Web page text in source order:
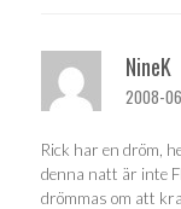
NineK
2008-
Rick har en dröm,
denna natt är inte
drömmas om att